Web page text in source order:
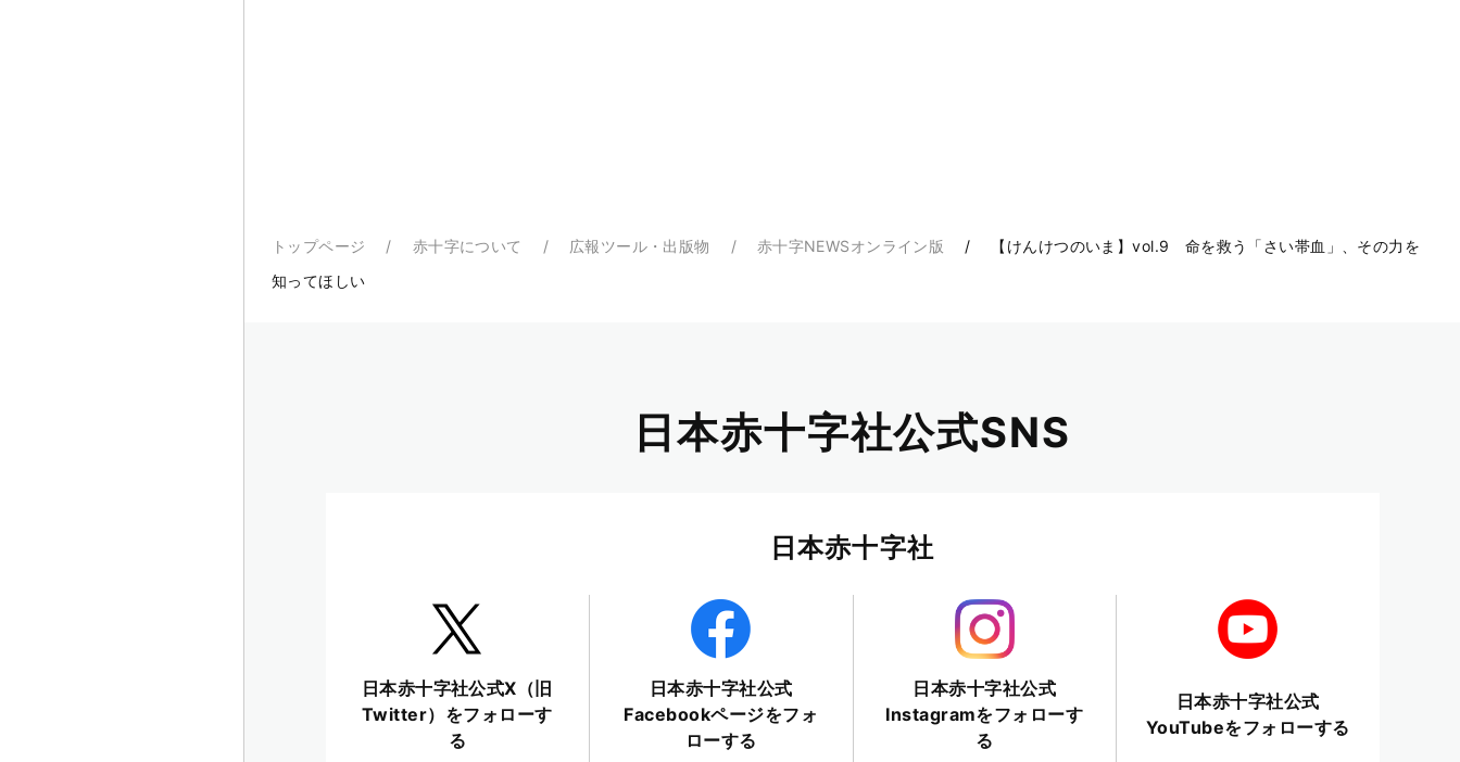
トップページ 赤十字について 広報ツール・出版物 赤十字NEWSオンライン版
【けんけつのいま】vol.9 命を救う「さい帯血」、その力を
知ってほしい
日本赤十字社公式SNS
日本赤十字社
日本赤十字社公式X（旧
Twitter）をフォローす
る
日本赤十字社公式
Facebookページをフォ
ローする
日本赤十字社公式
Instagramをフォローす
る
日本赤十字社公式
YouTubeをフォローする